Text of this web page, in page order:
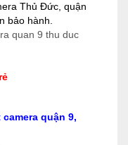
Thủ Đức, quận
bảo hành.
quận 9,